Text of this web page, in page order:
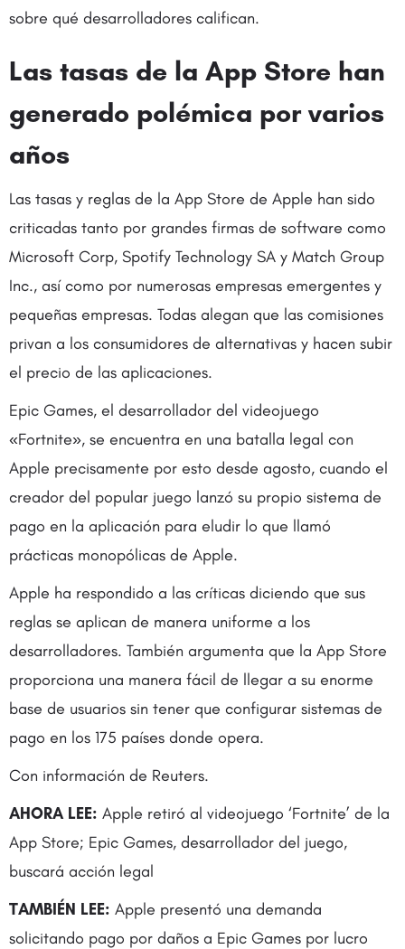
sobre qué desarrolladores califican.
Las tasas de la App Store han
generado polémica por varios
años
Las tasas y reglas de la App Store de Apple han sido
criticadas tanto por grandes firmas de software como
Microsoft Corp, Spotify Technology SA y Match Group
Inc., así como por numerosas empresas emergentes y
pequeñas empresas. Todas alegan que las comisiones
privan a los consumidores de alternativas y hacen subir
el precio de las aplicaciones.
Epic Games, el desarrollador del videojuego
«Fortnite», se encuentra en una batalla legal con
Apple precisamente por esto desde agosto, cuando el
creador del popular juego lanzó su propio sistema de
pago en la aplicación para eludir lo que llamó
prácticas monopólicas de Apple.
Apple ha respondido a las críticas diciendo que sus
reglas se aplican de manera uniforme a los
desarrolladores. También argumenta que la App Store
proporciona una manera fácil de llegar a su enorme
base de usuarios sin tener que configurar sistemas de
pago en los 175 países donde opera.
Con información de Reuters.
AHORA LEE: Apple retiró al videojuego ‘Fortnite’ de la
App Store; Epic Games, desarrollador del juego,
buscará acción legal
TAMBIÉN LEE: Apple presentó una demanda
solicitando pago por daños a Epic Games por lucro